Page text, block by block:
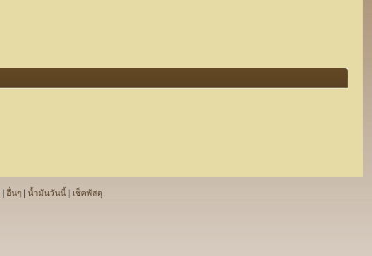
|อื่นๆ |น้ำมันวันนี้ เช็คพัสดุ